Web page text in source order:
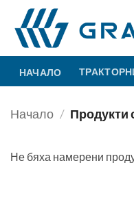
content
НАЧАЛО
Начало / Продукти
Не бяха намерени